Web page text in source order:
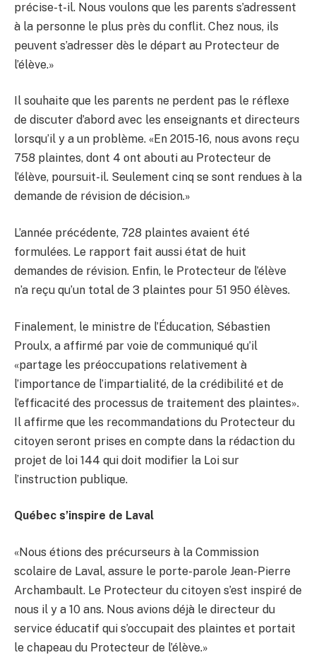
précise-t-il. Nous voulons que les parents s’adressent
à la personne le plus près du conflit. Chez nous, ils
peuvent s’adresser dès le départ au Protecteur de
l’élève.»
Il souhaite que les parents ne perdent pas le réflexe
de discuter d’abord avec les enseignants et directeurs
lorsqu’il y a un problème. «En 2015-16, nous avons reçu
758 plaintes, dont 4 ont abouti au Protecteur de
l’élève, poursuit-il. Seulement cinq se sont rendues à la
demande de révision de décision.»
L’année précédente, 728 plaintes avaient été
formulées. Le rapport fait aussi état de huit
demandes de révision. Enfin, le Protecteur de l’élève
n’a reçu qu’un total de 3 plaintes pour 51 950 élèves.
Finalement, le ministre de l’Éducation, Sébastien
Proulx, a affirmé par voie de communiqué qu’il
«partage les préoccupations relativement à
l’importance de l’impartialité, de la crédibilité et de
l’efficacité des processus de traitement des plaintes».
Il affirme que les recommandations du Protecteur du
citoyen seront prises en compte dans la rédaction du
projet de loi 144 qui doit modifier la Loi sur
l’instruction publique.
Québec s’inspire de Laval
«Nous étions des précurseurs à la Commission
scolaire de Laval, assure le porte-parole Jean-Pierre
Archambault. Le Protecteur du citoyen s’est inspiré de
nous il y a 10 ans. Nous avions déjà le directeur du
service éducatif qui s’occupait des plaintes et portait
le chapeau du Protecteur de l’élève.»